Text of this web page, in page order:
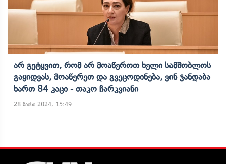
Არ Გეტყვით, Რომ Არ Მოაწეროთ Ხელი Სამშობლოს
Გაყიდვას, Მოაწერეთ Და Გვეცოდინება, Ვინ Ჯანდაბა
Ხართ 84 Კაცი - Თაკო Ჩარკვიანი
28 მაისი 2024, 15:49